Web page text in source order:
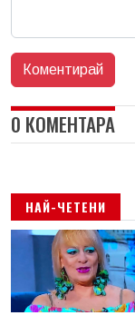
0 КОМЕНТАРА
НАЙ-ЧЕТЕНИ